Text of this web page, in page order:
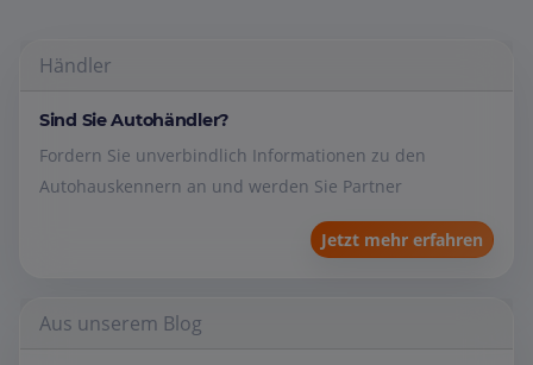
Händler
Sind Sie Autohändler?
Fordern Sie unverbindlich Informationen zu den
Autohauskennern an und werden Sie Partner
Jetzt mehr erfahren
Aus unserem Blog